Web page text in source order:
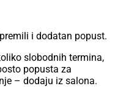
i dodatan popust.
slobodnih termina,
popusta za
– dodaju iz salona.